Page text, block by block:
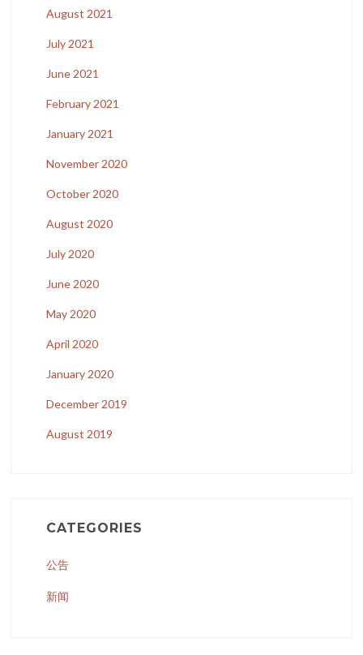
August 2021
July 2021
June 2021
February 2021
January 2021
November 2020
October 2020
August 2020
July 2020
June 2020
May 2020
April 2020
January 2020
December 2019
August 2019
CATEGORIES
公告
新闻